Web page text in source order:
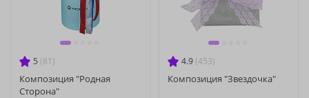
5 (81)
Композиция "Родная
Сторона"
4.9 (453)
Композиция "Звездочка"